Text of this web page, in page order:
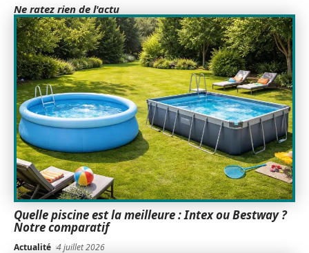
Ne ratez rien de l'actu
Quelle piscine est la meilleure : Intex ou Bestway ?
Notre comparatif
Actualité 4 juillet 2026